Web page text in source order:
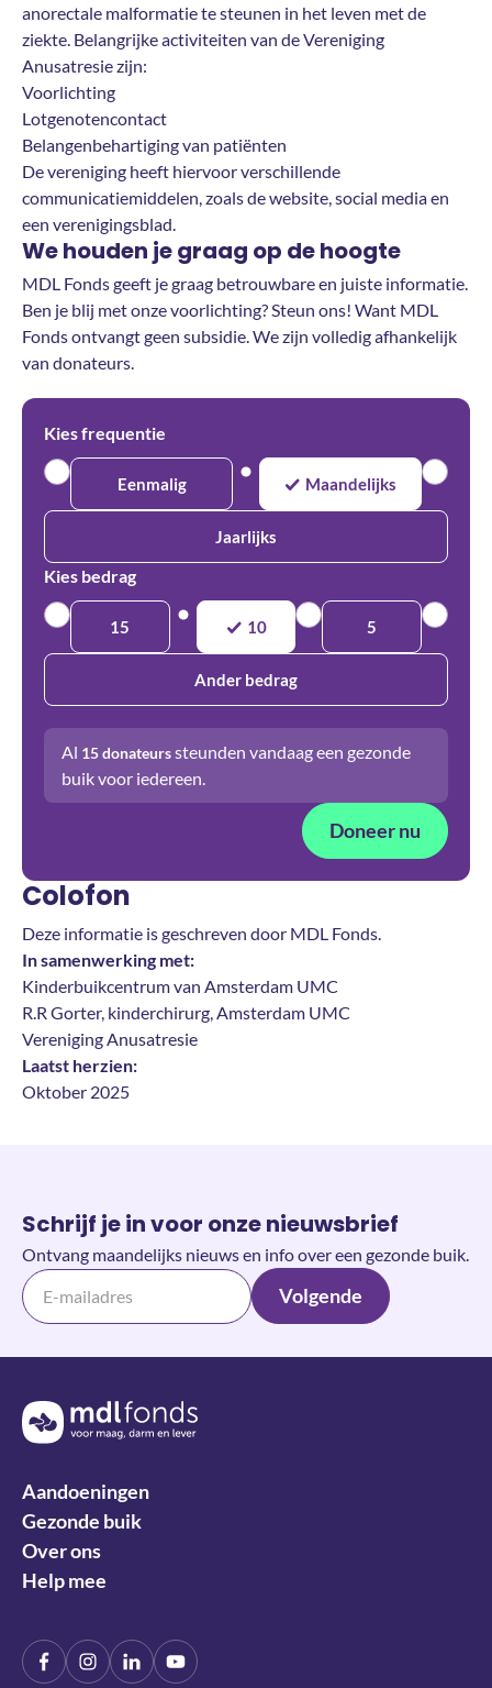
anorectale malformatie te steunen in het leven met de
ziekte. Belangrijke activiteiten van de Vereniging
Anusatresie zijn:
Voorlichting
Lotgenotencontact
Belangenbehartiging van patiënten
De vereniging heeft hiervoor verschillende
communicatiemiddelen, zoals de website, social media en
een verenigingsblad.
We houden je graag op de hoogte
MDL Fonds geeft je graag betrouwbare en juiste informatie.
Ben je blij met onze voorlichting? Steun ons! Want MDL
Fonds ontvangt geen subsidie. We zijn volledig afhankelijk
van donateurs.
Kies frequentie
Eenmalig Maandelijks
Jaarlijks
Kies bedrag
15 10 5
Ander bedrag
Al 15donateurssteunden vandaag een gezonde
buik voor iedereen.
Doneer nu
Colofon
Deze informatie is geschreven door MDL Fonds.
In samenwerking met:
Kinderbuikcentrum van Amsterdam UMC
R.R Gorter, kinderchirurg, Amsterdam UMC
Vereniging Anusatresie
Laatst herzien:
Oktober 2025
Schrijf je in voor onze nieuwsbrief
Ontvang maandelijks nieuws en info over een gezonde buik.
Volgende
Terug naar de homepage
Aandoeningen
Gezonde buik
Over ons
Help mee
FacebookInstagram
LinkInYouTube